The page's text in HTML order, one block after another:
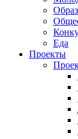
Еда
Проекты